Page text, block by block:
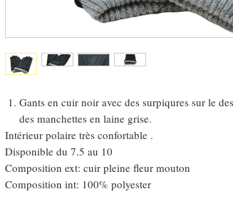
Gants en cuir noir avec des surpiqures sur le
des manchettes en laine grise.
Intérieur polaire très confortable .
Disponible du 7.5 au 10
Composition ext: cuir pleine fleur mouton
Composition int: 100% polyester